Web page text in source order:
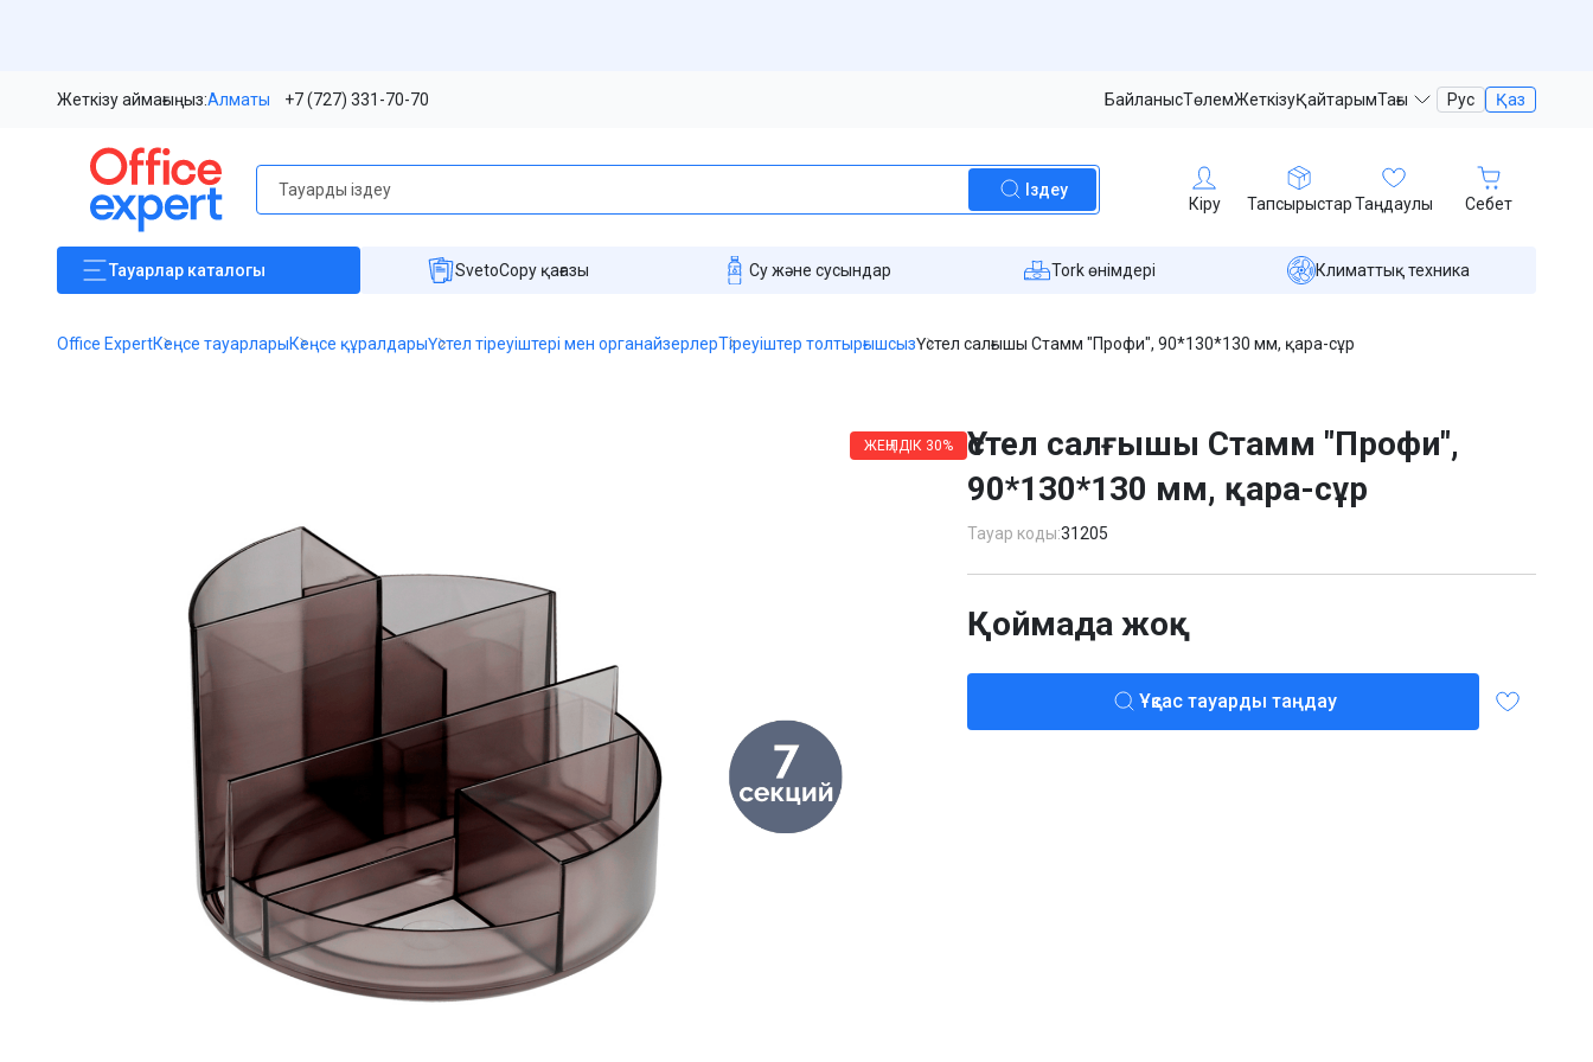
Жеткізу аймағыңыз:Алматы +7 (727) 331-70-70 БайланысТөлемЖеткізуҚайтарымТағы Рус Қаз
Іздеу
Кіру ТапсырыстарТаңдаулы Себет
Тауарлар каталогы SvetoCopy қағазы Су және сусындар Tork өнімдері Климаттық техника
Office ExpertКеңсе тауарларыКеңсе құралдарыҮстел тіреуіштері мен органайзерлерТіреуіштер толтырғышсызҮстел салғышы Стамм "Профи", 90*130*130 мм, қара-сұр
ЖЕҢІЛДІК 30%
Үстел салғышы Стамм "Профи",
90*130*130 мм, қара-сұр
Тауар коды:31205
Қоймада жоқ
Ұқсас тауарды таңдау